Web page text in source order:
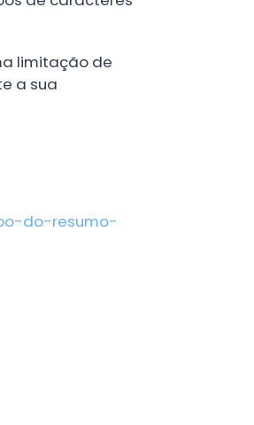
limitação de
a sua
do-resumo-